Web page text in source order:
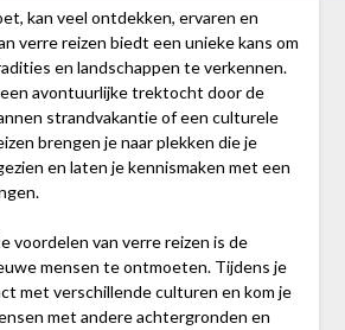
kan veel ontdekken, ervaren en
verre reizen biedt een unieke kans om
en landschappen te verkennen.
avontuurlijke trektocht door de
strandvakantie of een culturele
brengen je naar plekken die je
en laten je kennismaken met een
voordelen van verre reizen is de
mensen te ontmoeten. Tijdens je
met verschillende culturen en kom je
met andere achtergronden en